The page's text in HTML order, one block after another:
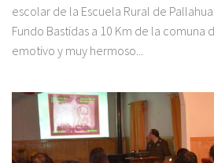
escolar de la Escuela Rural de
Fundo Bastidas a 10 Km de la comuna
emotivo y muy hermoso...